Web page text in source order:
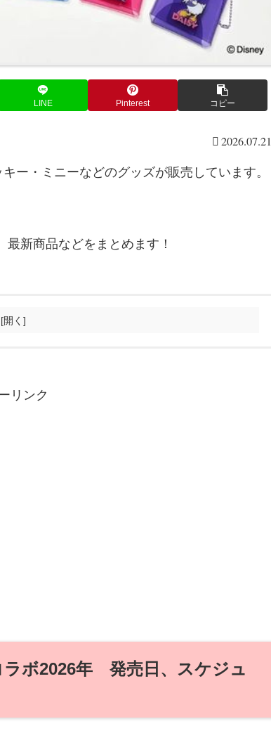
LINE Pinterest コピー
2026.07.21
ー・ミニーなどのグッズが販売しています。
新商品などをまとめます！
リンク
ボ2026年 発売日、スケジュ